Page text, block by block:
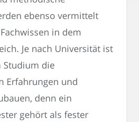
ebenso vermittelt
in dem
Je nach Universität ist
Studium die
Erfahrungen und
denn ein
gehört als fester